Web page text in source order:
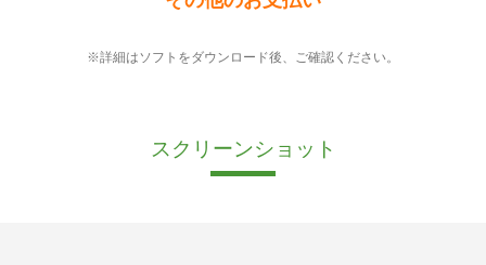
※詳細はソフトをダウンロード後、ご確認ください。
スクリーンショット